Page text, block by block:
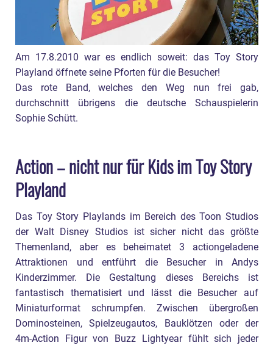
Am 17.8.2010 war es endlich soweit: das Toy Story
Playland öffnete seine Pforten für die Besucher!
Das rote Band, welches den Weg nun frei gab,
durchschnitt übrigens die deutsche Schauspielerin
Sophie Schütt.
Action – nicht nur für Kids im Toy Story
Playland
Das Toy Story Playlands im Bereich des Toon Studios
der Walt Disney Studios ist sicher nicht das größte
Themenland, aber es beheimatet 3 actiongeladene
Attraktionen und entführt die Besucher in Andys
Kinderzimmer. Die Gestaltung dieses Bereichs ist
fantastisch thematisiert und lässt die Besucher auf
Miniaturformat schrumpfen. Zwischen übergroßen
Dominosteinen, Spielzeugautos, Bauklötzen oder der
4m-Action Figur von Buzz Lightyear fühlt sich jeder